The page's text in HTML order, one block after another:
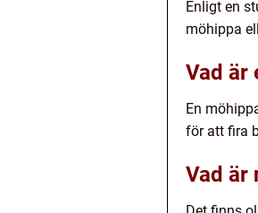
Enligt en
möhippa
Vad är
En
för att fira
Vad är